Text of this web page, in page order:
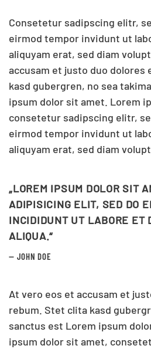
Consetetur sadipscing elitr,
eirmod tempor invidunt ut
aliquyam erat, sed diam
accusam et justo duo dolores
kasd gubergren, no sea
ipsum dolor sit amet. Lorem
consetetur sadipscing elitr,
eirmod tempor invidunt ut
aliquyam erat, sed diam
„LOREM IPSUM DOLOR SIT
ADIPISICING ELIT, SED DO
INCIDIDUNT UT LABORE ET
ALIQUA.“
JOHN DOE
At vero eos et accusam et
rebum. Stet clita kasd
sanctus est Lorem ipsum
ipsum dolor sit amet,